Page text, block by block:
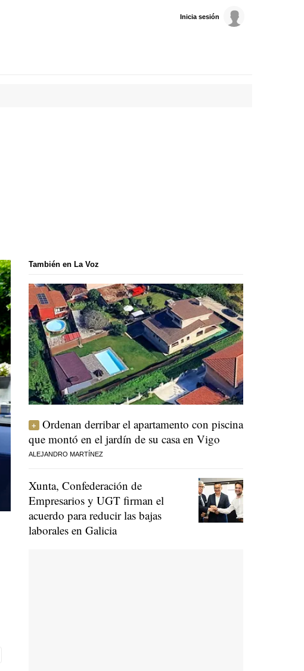
Inicia sesión
También en La Voz
Ordenan derribar el apartamento con piscina
que montó en el jardín de su casa en Vigo
ALEJANDRO MARTÍNEZ
Xunta, Confederación de
Empresarios y UGT firman el
acuerdo para reducir las bajas
laborales en Galicia